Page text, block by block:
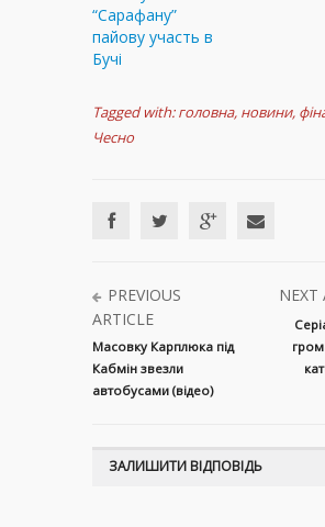
“Сарафану”
пайову участь в
Бучі
Tagged with: головна, новини,
Чесно
PREVIOUS
ARTICLE
Масовку Карплюка під
Кабмін звезли
автобусами (відео)
NEXT
ЗАЛИШИТИ ВІДПОВІДЬ